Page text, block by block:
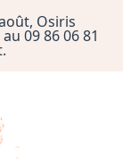
Osiris
09 86 06 81